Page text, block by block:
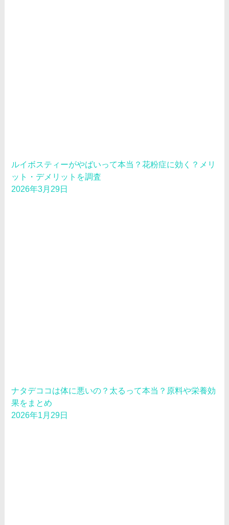
ルイボスティーがやばいって本当？花粉症に効く？メリ
ット・デメリットを調査
2026年3月29日
ナタデココは体に悪いの？太るって本当？原料や栄養効
果をまとめ
2026年1月29日